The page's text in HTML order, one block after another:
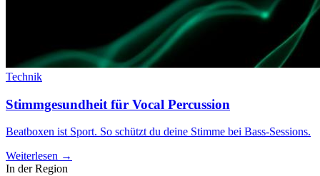
Technik
Stimmgesundheit für Vocal Percussion
Beatboxen ist Sport. So schützt du deine Stimme bei Bass-Sessions.
Weiterlesen →
In der Region